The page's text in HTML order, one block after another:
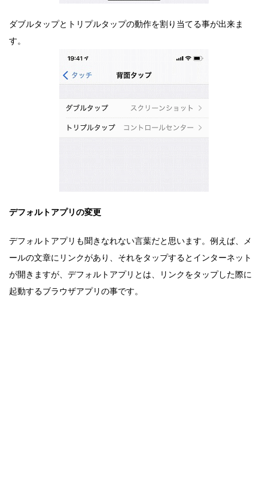
ダブルタップとトリプルタップの動作を割り当てる事が出来ま
す。
デフォルトアプリの変更
デフォルトアプリも聞きなれない言葉だと思います。例えば、メ
ールの文章にリンクがあり、それをタップするとインターネット
が開きますが、デフォルトアプリとは、リンクをタップした際に
起動するブラウザアプリの事です。